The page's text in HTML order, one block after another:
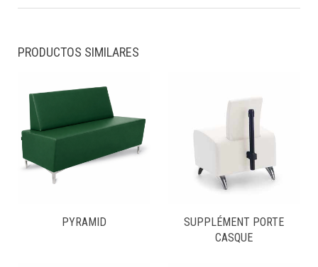
PRODUCTOS SIMILARES
PYRAMID
SUPPLÉMENT PORTE
CASQUE